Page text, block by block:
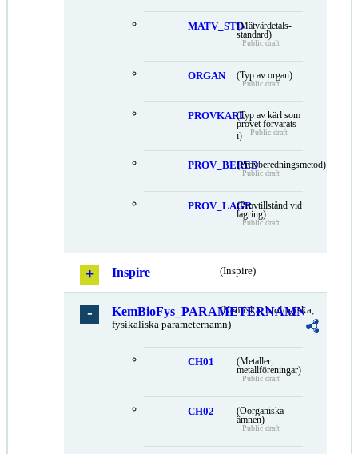
MATV_STD(Mätvärdetals-
standard)
Public draft
ORGAN (Typ av organ)
Public draft
PROVKARL(Typ av kärl som
provet förvarats
i)
Public draft
PROV_BERED(Provberedningsmetod)
Public draft
PROV_LAGR(Provtillstånd vid
lagring)
Public draft
Inspire (Inspire)
KemBioFys_PARAMETERNAMN
(Kemiska, biologiska,
fysikaliska parameternamn)
CH01
(Metaller,
metallföreningar)
Public draft
CH02
(Oorganiska
ämnen)
Public draft